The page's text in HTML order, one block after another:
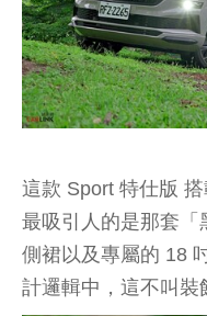
這款 Sport 特仕版 搭
最吸引人的是那套「
側裙以及專屬的 18
計邏輯中，這不叫裝